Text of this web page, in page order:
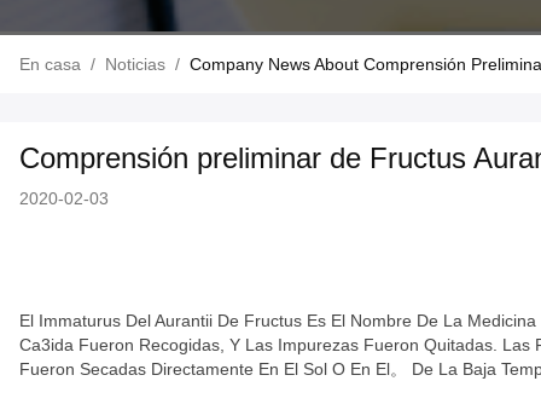
En casa / Noticias / Company News About Comprensión
Comprensión preliminar de Fructus
2020-02-03
El Immaturus Del Aurantii De Fructus Es El Nombre De La
Ca3ida Fueron Recogidas, Y Las Impurezas Fueron Quitadas.
Fueron Secadas Directamente En El Sol O En El。 De La Baja